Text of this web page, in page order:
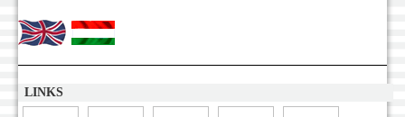
LINKS